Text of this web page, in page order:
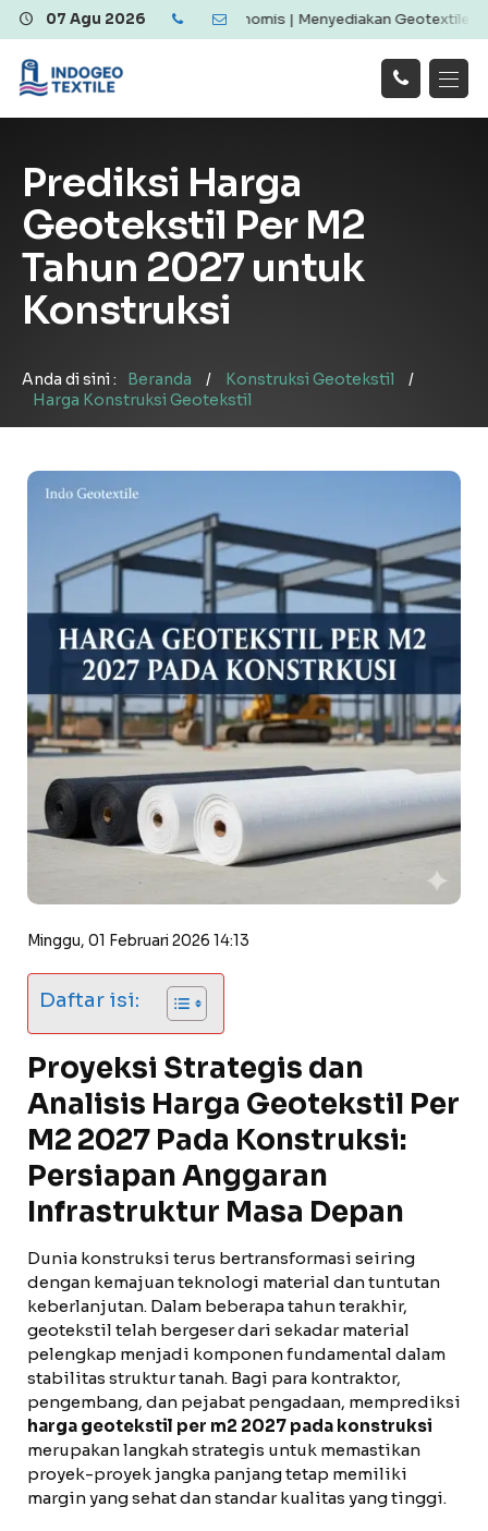
07 Agu 2026
Berkualitas dan Ekonomis | Menyediakan Geotextile Woven &
Tentang Kami
Layanan
Hubungi
Prediksi Harga
Geotekstil Per M2
Tahun 2027 untuk
Konstruksi
Anda di sini : Beranda / Konstruksi Geotekstil
/
Harga Konstruksi Geotekstil
Minggu, 01 Februari 2026 14:13
Daftar isi:
Proyeksi Strategis dan
Analisis Harga Geotekstil Per
M2 2027 Pada Konstruksi:
Persiapan Anggaran
Infrastruktur Masa Depan
Dunia konstruksi terus bertransformasi seiring
dengan kemajuan teknologi material dan tuntutan
keberlanjutan. Dalam beberapa tahun terakhir,
geotekstil telah bergeser dari sekadar material
pelengkap menjadi komponen fundamental dalam
stabilitas struktur tanah. Bagi para kontraktor,
pengembang, dan pejabat pengadaan, memprediksi
harga geotekstil per m2 2027 pada konstruksi
merupakan langkah strategis untuk memastikan
proyek-proyek jangka panjang tetap memiliki
margin yang sehat dan standar kualitas yang tinggi.